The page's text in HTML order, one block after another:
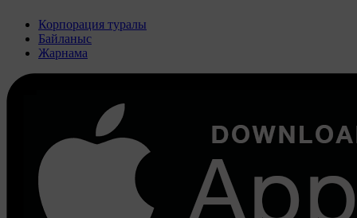
Корпорация туралы
Байланыс
Жарнама